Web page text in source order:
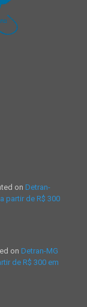
on Detran-
partir de R$ 300
on Detran-MG
de R$ 300 em